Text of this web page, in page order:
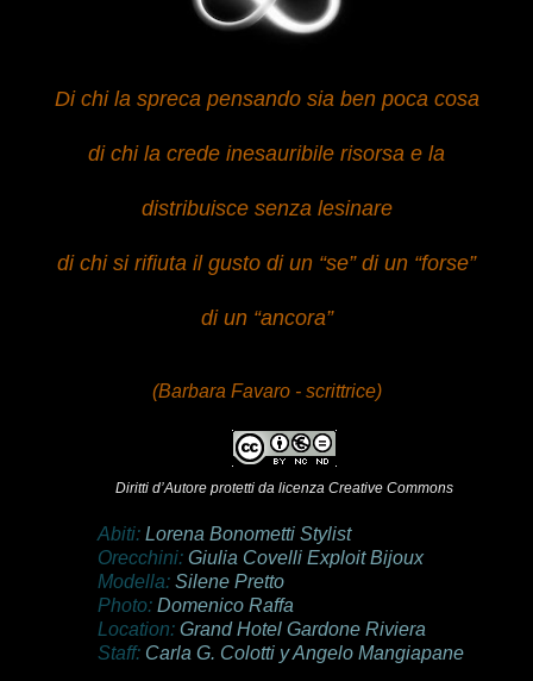
Di chi la spreca pensando sia ben poca cosa
di chi la crede inesauribile risorsa e la
distribuisce senza lesinare
di chi si rifiuta il gusto di un “se” di un “forse”
di un “ancora”
(Barbara Favaro - scrittrice)
Diritti d’Autore protetti da licenza Creative Commons
Abiti: Lorena Bonometti Stylist
Orecchini: Giulia Covelli Exploit Bijoux
Modella: Silene Pretto
Photo: Domenico Raffa
Location: Grand Hotel Gardone Riviera
Staff: Carla G. Colotti y Angelo Mangiapane